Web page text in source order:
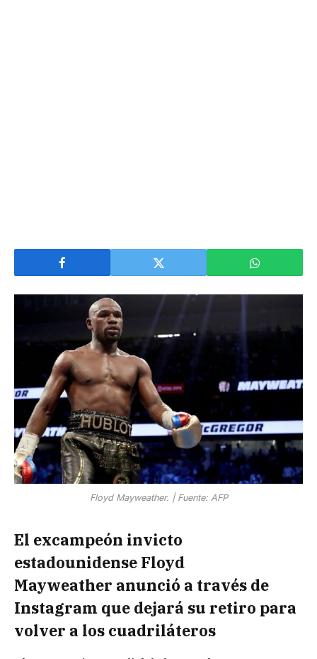
Floyd Mayweather. | Fuente: AFP
El excampeón invicto
estadounidense Floyd
Mayweather anunció a través de
Instagram que dejará su retiro para
volver a los cuadriláteros